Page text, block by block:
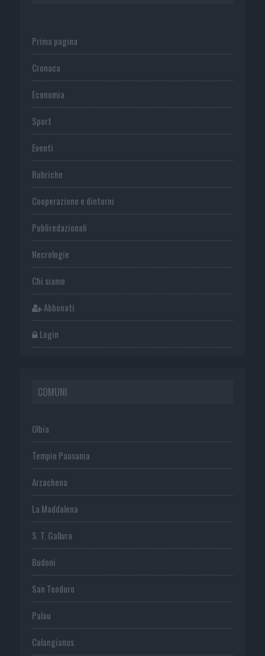
Prima pagina
Cronaca
Economia
Sport
Eventi
Rubriche
Cooperazione e dintorni
Publiredazionali
Necrologie
Chi siamo
Abbonati
Login
COMUNI
Olbia
Tempio Pausania
Arzachena
La Maddalena
S. T. Gallura
Budoni
San Teodoro
Palau
Calangianus